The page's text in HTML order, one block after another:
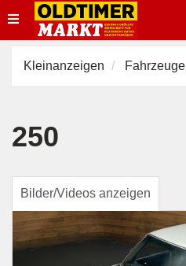
Toggle
navigation
Kleinanzeigen Fahrzeuge
250
Bilder/Videos anzeigen